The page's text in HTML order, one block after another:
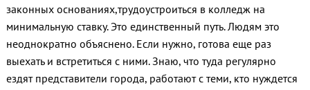
законных основаниях,трудоустроиться в колледж на
минимальную ставку. Это единственный путь. Людям это
неоднократно объяснено. Если нужно, готова еще раз
выехать и встретиться с ними. Знаю, что туда регулярно
ездят представители города, работают с теми, кто нуждется